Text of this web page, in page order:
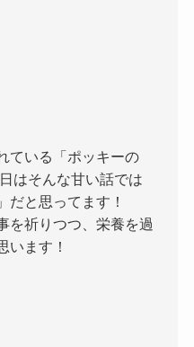
ている「ポッキーの
はそんな甘い話では
だと思ってます！
を祈りつつ、栄養を過
います！